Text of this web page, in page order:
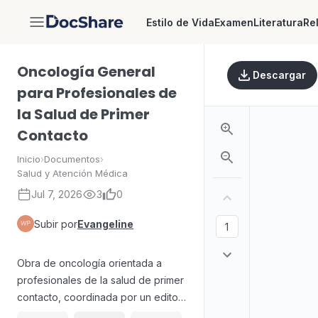
DocShare Estilo de VidaExamenLiteratura
Oncología General
para Profesionales de
la Salud de Primer
Contacto
Inicio›Documentos›
Salud y Atención Médica
Jul 7, 2026 3 0
Subir porEvangeline
Obra de oncología orientada a
profesionales de la salud de primer
contacto, coordinada por un editor
Descargar